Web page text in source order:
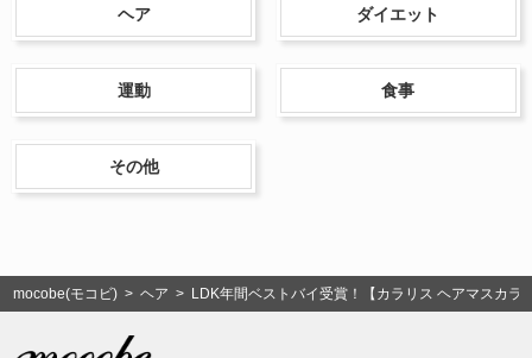
ヘア ダイエット
運動 食事
その他
mocobe(モコビ) >ヘア > LDK年間ベストバイ受賞！【カラリス ヘアマスカラ